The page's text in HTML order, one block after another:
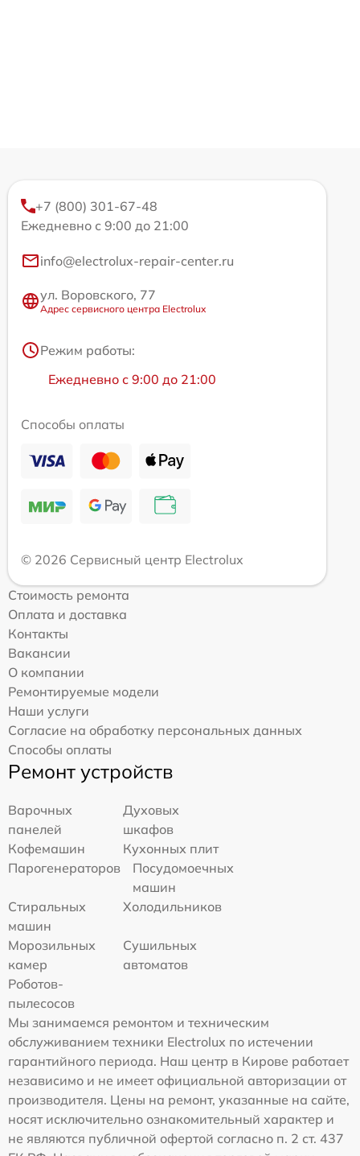
+7 (800) 301-67-48
Ежедневно с 9:00 до 21:00
info@electrolux-repair-center.ru
ул. Воровского, 77
Адрес сервисного центра Electrolux
Режим работы:
Ежедневно с 9:00 до 21:00
Способы оплаты
© 2026 Сервисный центр Electrolux
Стоимость ремонта
Оплата и доставка
Контакты
Вакансии
О компании
Ремонтируемые модели
Наши услуги
Согласие на обработку персональных данных
Способы оплаты
Ремонт устройств
Варочных
панелей
Духовых
шкафов
Кофемашин
Кухонных плит
Парогенераторов
Посудомоечных
машин
Стиральных
машин
Холодильников
Морозильных
камер
Сушильных
автоматов
Роботов-
пылесосов
Мы занимаемся ремонтом и техническим
обслуживанием техники Electrolux по истечении
гарантийного периода. Наш центр в Кирове работает
независимо и не имеет официальной авторизации от
производителя. Цены на ремонт, указанные на сайте,
носят исключительно ознакомительный характер и
не являются публичной офертой согласно п. 2 ст. 437